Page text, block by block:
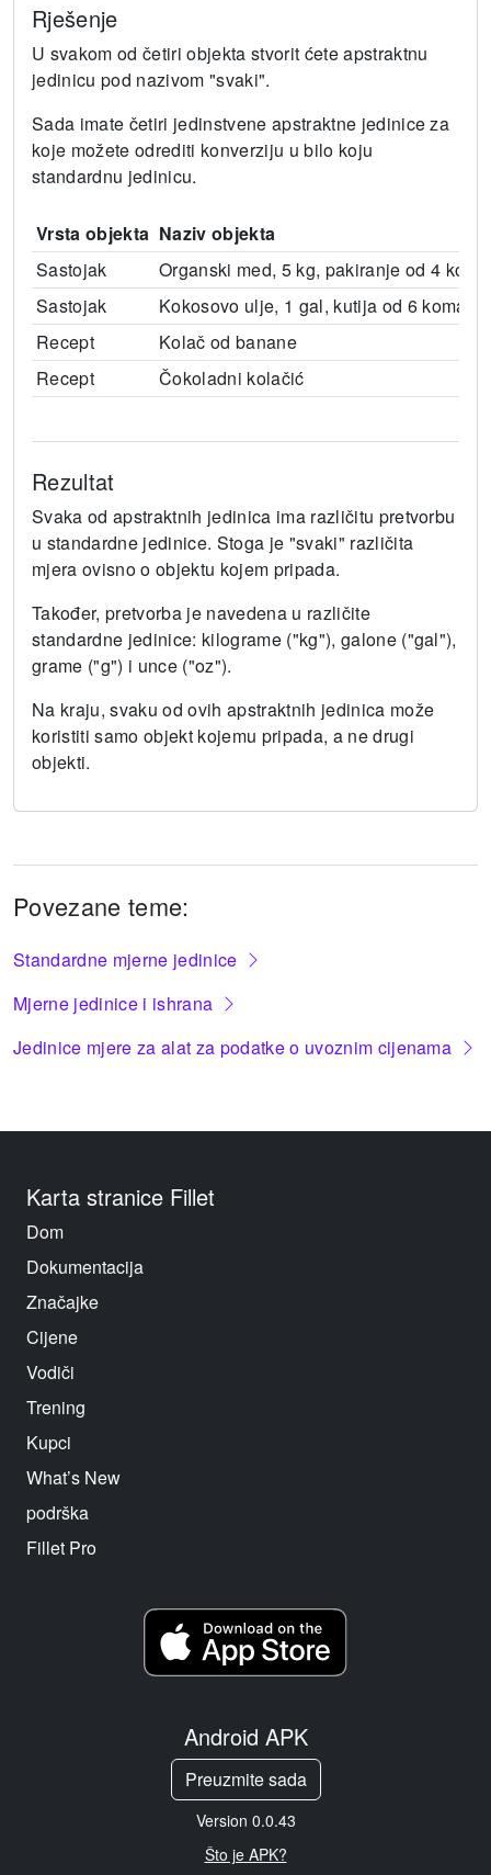
Rješenje
U svakom od četiri objekta stvorit ćete apstraktnu
jedinicu pod nazivom "svaki".
Sada imate četiri jedinstvene apstraktne jedinice za
koje možete odrediti konverziju u bilo koju
standardnu ​​jedinicu.
Vrsta objekta Naziv objekta
Sastojak
Organski med, 5 kg, pakiranje od 4 kom
Sastojak
Kokosovo ulje, 1 gal, kutija od 6 komada
Recept
Kolač od banane
Recept
Čokoladni kolačić
Rezultat
Svaka od apstraktnih jedinica ima različitu pretvorbu
u standardne jedinice. Stoga je "svaki" različita
mjera ovisno o objektu kojem pripada.
Također, pretvorba je navedena u različite
standardne jedinice: kilograme ("kg"), galone ("gal"),
grame ("g") i unce ("oz").
Na kraju, svaku od ovih apstraktnih jedinica može
koristiti samo objekt kojemu pripada, a ne drugi
objekti.
Povezane teme:
Standardne mjerne jedinice
Mjerne jedinice i ishrana
Jedinice mjere za alat za podatke o uvoznim cijenama
Karta stranice Fillet
Dom
Dokumentacija
Značajke
Cijene
Vodiči
Trening
Kupci
What’s New
podrška
Fillet Pro
Android APK
Preuzmite sada
Version 0.0.43
Što je APK?